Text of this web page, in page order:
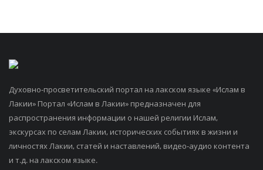
Духовно-просветительский портал на лакском языке «Ислам в
Лакии» Портал «Ислам в Лакии» предназначен для
распространения информации о нашей религии Ислам,
экскурсах по селам Лакии, исторических событиях в жизни и
личностях Лакии, статей и наставлений, видео-аудио контента
и т.д. на лакском языке.